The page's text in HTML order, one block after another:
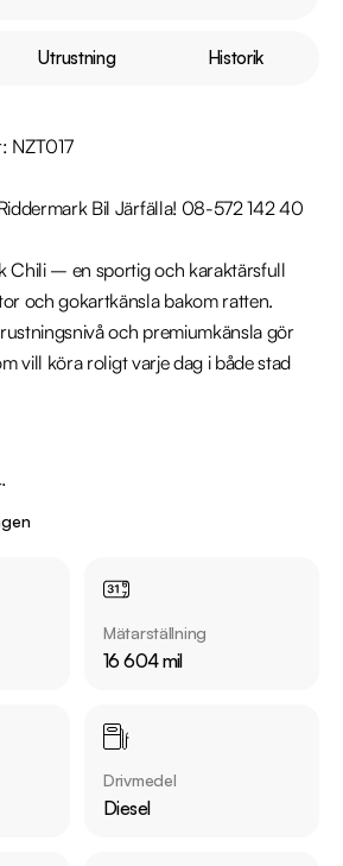
Utrustning Historik
NZT017
Bil Järfälla! 08-572 142 40
Chili – en sportig och karaktärsfull
och gokartkänsla bakom ratten.
och premiumkänsla gör
vill köra roligt varje dag i både stad
Mätarställning
16 604 mil
Drivmedel
Diesel